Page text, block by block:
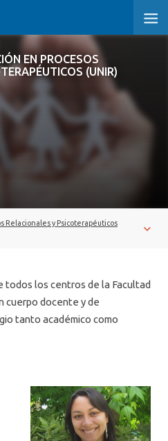
EN PROCESOS
(UNIR)
EN
Y
Relacionales y Psicoterapéuticos
todos los centros de la Facultad
cuerpo docente y de
tanto académico como